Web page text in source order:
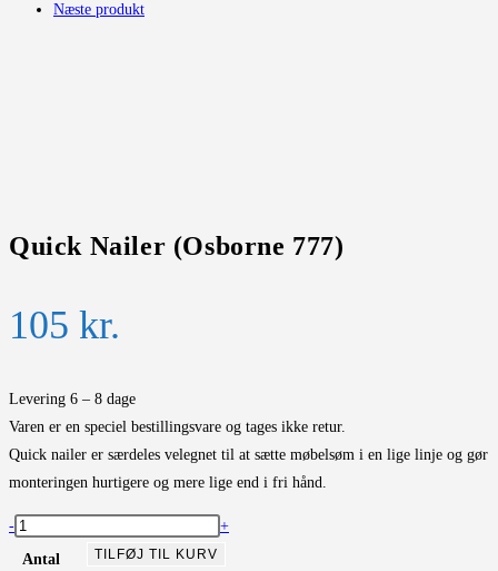
Næste produkt
Quick Nailer (Osborne 777)
105 kr.
Levering 6 – 8 dage
Varen er en speciel bestillingsvare og tages ikke retur.
Quick nailer er særdeles velegnet til at sætte møbelsøm i en lige linje og gør
monteringen hurtigere og mere lige end i fri hånd.
Quick
Nailer
-
+
Antal
TILFØJ TIL KURV